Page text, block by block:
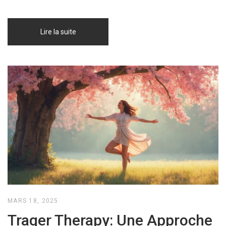
Lire la suite
MARS 18, 2025
Trager Therapy: Une Approche